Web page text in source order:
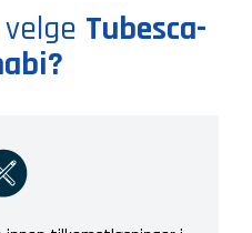
Tubesca-